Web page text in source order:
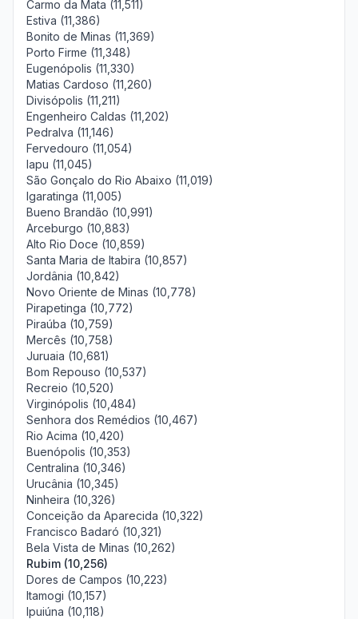
Carmo da Mata (11,511)
Estiva (11,386)
Bonito de Minas (11,369)
Porto Firme (11,348)
Eugenópolis (11,330)
Matias Cardoso (11,260)
Divisópolis (11,211)
Engenheiro Caldas (11,202)
Pedralva (11,146)
Fervedouro (11,054)
Iapu (11,045)
São Gonçalo do Rio Abaixo (11,019)
Igaratinga (11,005)
Bueno Brandão (10,991)
Arceburgo (10,883)
Alto Rio Doce (10,859)
Santa Maria de Itabira (10,857)
Jordânia (10,842)
Novo Oriente de Minas (10,778)
Pirapetinga (10,772)
Piraúba (10,759)
Mercês (10,758)
Juruaia (10,681)
Bom Repouso (10,537)
Recreio (10,520)
Virginópolis (10,484)
Senhora dos Remédios (10,467)
Rio Acima (10,420)
Buenópolis (10,353)
Centralina (10,346)
Urucânia (10,345)
Ninheira (10,326)
Conceição da Aparecida (10,322)
Francisco Badaró (10,321)
Bela Vista de Minas (10,262)
Rubim (10,256)
Dores de Campos (10,223)
Itamogi (10,157)
Ipuiúna (10,118)